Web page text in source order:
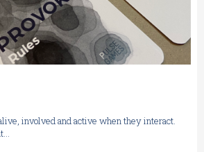
involved and active when they interact.